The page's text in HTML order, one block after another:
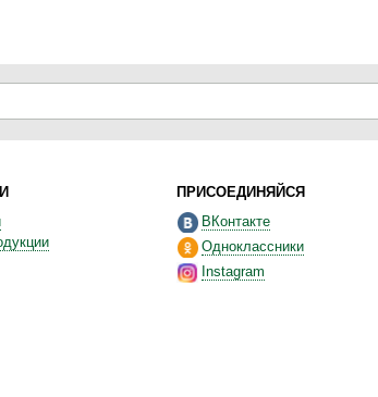
ПРИСОЕДИНЯЙСЯ
ВКонтакте
Одноклассники
Instagram